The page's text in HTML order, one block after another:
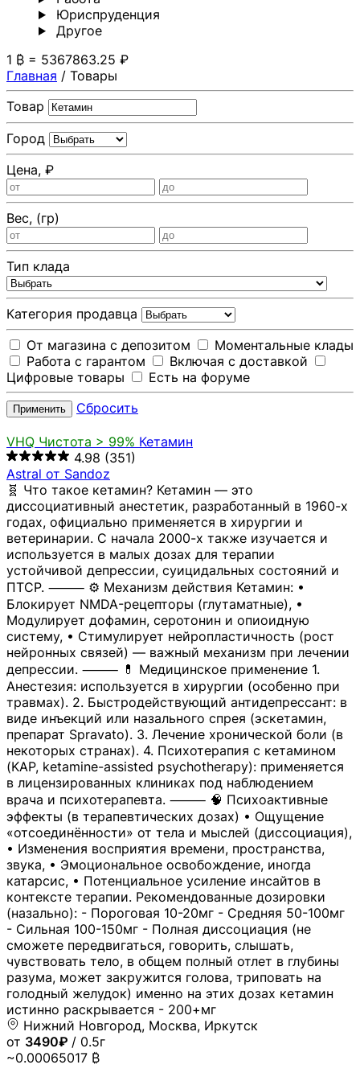
Юриспруденция
Другoе
1 ₿ = 5367863.25 ₽
Главная / Товары
Товар
Город
Цена, ₽
Вес, (гр)
Тип клада
Категория продавца
От магазина с депозитом
Моментальные клады
Работа с гарантом
Включая с доставкой
Цифровые товары
Есть на форуме
Применить Сбросить
VHQ Чистота > 99% Кетамин
4.98 (351)
Astral от Sandoz
🧬 Что такое кетамин? Кетамин — это
диссоциативный анестетик, разработанный в 1960-х
годах, официально применяется в хирургии и
ветеринарии. С начала 2000-х также изучается и
используется в малых дозах для терапии
устойчивой депрессии, суицидальных состояний и
ПТСР. ⸻ ⚙️ Механизм действия Кетамин: •
Блокирует NMDA-рецепторы (глутаматные), •
Модулирует дофамин, серотонин и опиоидную
систему, • Стимулирует нейропластичность (рост
нейронных связей) — важный механизм при лечении
депрессии. ⸻ 💊 Медицинское применение 1.
Анестезия: используется в хирургии (особенно при
травмах). 2. Быстродействующий антидепрессант: в
виде инъекций или назального спрея (эскетамин,
препарат Spravato). 3. Лечение хронической боли (в
некоторых странах). 4. Психотерапия с кетамином
(KAP, ketamine-assisted psychotherapy): применяется
в лицензированных клиниках под наблюдением
врача и психотерапевта. ⸻ 🧠 Психоактивные
эффекты (в терапевтических дозах) • Ощущение
«отсоединённости» от тела и мыслей (диссоциация),
• Изменения восприятия времени, пространства,
звука, • Эмоциональное освобождение, иногда
катарсис, • Потенциальное усиление инсайтов в
контексте терапии. Рекомендованные дозировки
(назально): - Пороговая 10-20мг - Средняя 50-100мг
- Сильная 100-150мг - Полная диссоциация (не
сможете передвигаться, говорить, слышать,
чувствовать тело, в общем полный отлет в глубины
разума, может закружится голова, триповать на
голодный желудок) именно на этих дозах кетамин
истинно раскрывается - 200+мг
Нижний Новгород, Москва, Иркутск
от 3490₽ / 0.5г
~0.00065017 ₿